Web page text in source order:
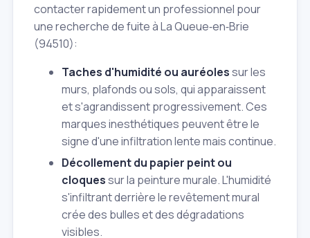
contacter rapidement un professionnel pour
une recherche de fuite à La Queue‑en‑Brie
(94510):
Taches d'humidité ou auréolessur les
murs, plafonds ou sols, qui apparaissent
et s'agrandissent progressivement. Ces
marques inesthétiques peuvent être le
signe d'une infiltration lente mais continue.
Décollement du papier peint ou
cloquessur la peinture murale. L'humidité
s'infiltrant derrière le revêtement mural
crée des bulles et des dégradations
visibles.